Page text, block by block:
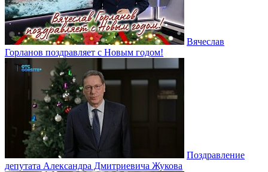
Вячеслав
Горланов поздравляет с Новым годом!
Поздравление
депутата Александра Дмитриевича Жукова